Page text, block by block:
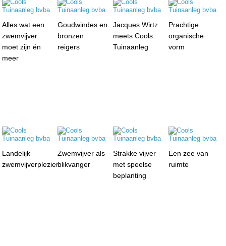
Alles wat een
zwemvijver
moet zijn én
meer
Goudwindes en
bronzen
reigers
Jacques Wirtz
meets Cools
Tuinaanleg
Prachtige
organische
vorm
Landelijk
zwemvijverplezier
Zwemvijver als
blikvanger
Strakke vijver
met speelse
beplanting
Een zee van
ruimte